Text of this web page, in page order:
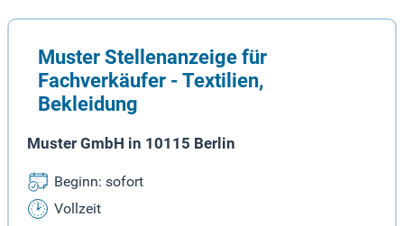
Muster Stellenanzeige für
Fachverkäufer - Textilien,
Bekleidung
Muster GmbH in 10115 Berlin
Beginn: sofort
Vollzeit